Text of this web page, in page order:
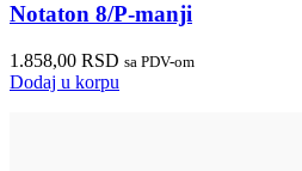
Notaton 8/P-manji
1.858,00 RSD sa PDV-om
Dodaj u korpu